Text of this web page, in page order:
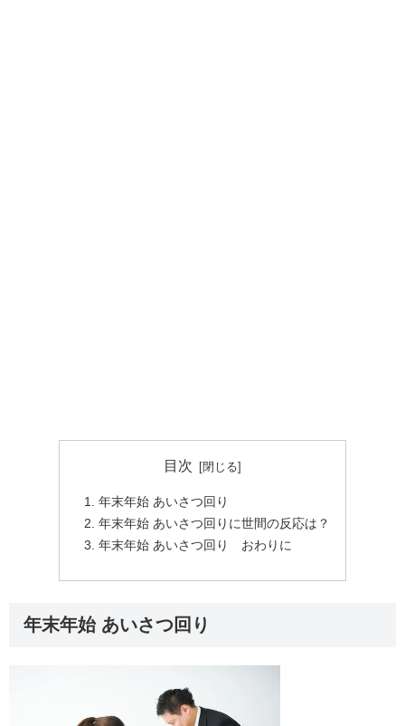
目次
年末年始 あいさつ回り
年末年始 あいさつ回りに世間の反応は？
年末年始 あいさつ回り おわりに
年末年始 あいさつ回り